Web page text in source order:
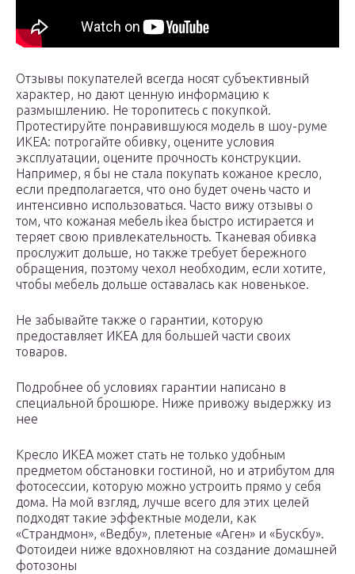
Отзывы покупателей всегда носят субъективный
характер, но дают ценную информацию к
размышлению. Не торопитесь с покупкой.
Протестируйте понравившуюся модель в шоу-руме
ИКЕА: потрогайте обивку, оцените условия
эксплуатации, оцените прочность конструкции.
Например, я бы не стала покупать кожаное кресло,
если предполагается, что оно будет очень часто и
интенсивно использоваться. Часто вижу отзывы о
том, что кожаная мебель ikea быстро истирается и
теряет свою привлекательность. Тканевая обивка
прослужит дольше, но также требует бережного
обращения, поэтому чехол необходим, если хотите,
чтобы мебель дольше оставалась как новенькое.
Не забывайте также о гарантии, которую
предоставляет ИКЕА для большей части своих
товаров.
Подробнее об условиях гарантии написано в
специальной брошюре. Ниже привожу выдержку из
нее
Кресло ИКЕА может стать не только удобным
предметом обстановки гостиной, но и атрибутом для
фотосессии, которую можно устроить прямо у себя
дома. На мой взгляд, лучше всего для этих целей
подходят такие эффектные модели, как
«Страндмон», «Ведбу», плетеные «Аген» и «Бускбу».
Фотоидеи ниже вдохновляют на создание домашней
фотозоны